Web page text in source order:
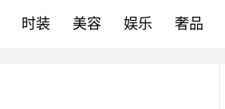
时装 美容 娱乐 奢品